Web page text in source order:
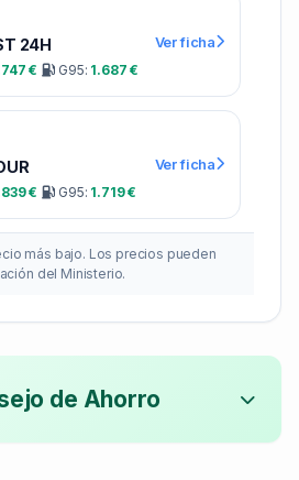
24H
€ G95: 1.687 €
Ver ficha
€ G95: 1.719 €
Ver ficha
más bajo. Los precios pueden
del Ministerio.
de Ahorro